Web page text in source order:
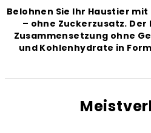
Belohnen Sie Ihr Haustier
– ohne Zuckerzusatz.
Zusammensetzung ohne
und Kohlenhydrate in